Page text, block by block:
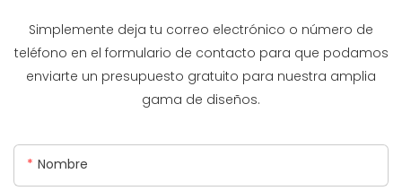
Simplemente deja tu correo electrónico o número de
teléfono en el formulario de contacto para que podamos
enviarte un presupuesto gratuito para nuestra amplia
gama de diseños.
Nombre